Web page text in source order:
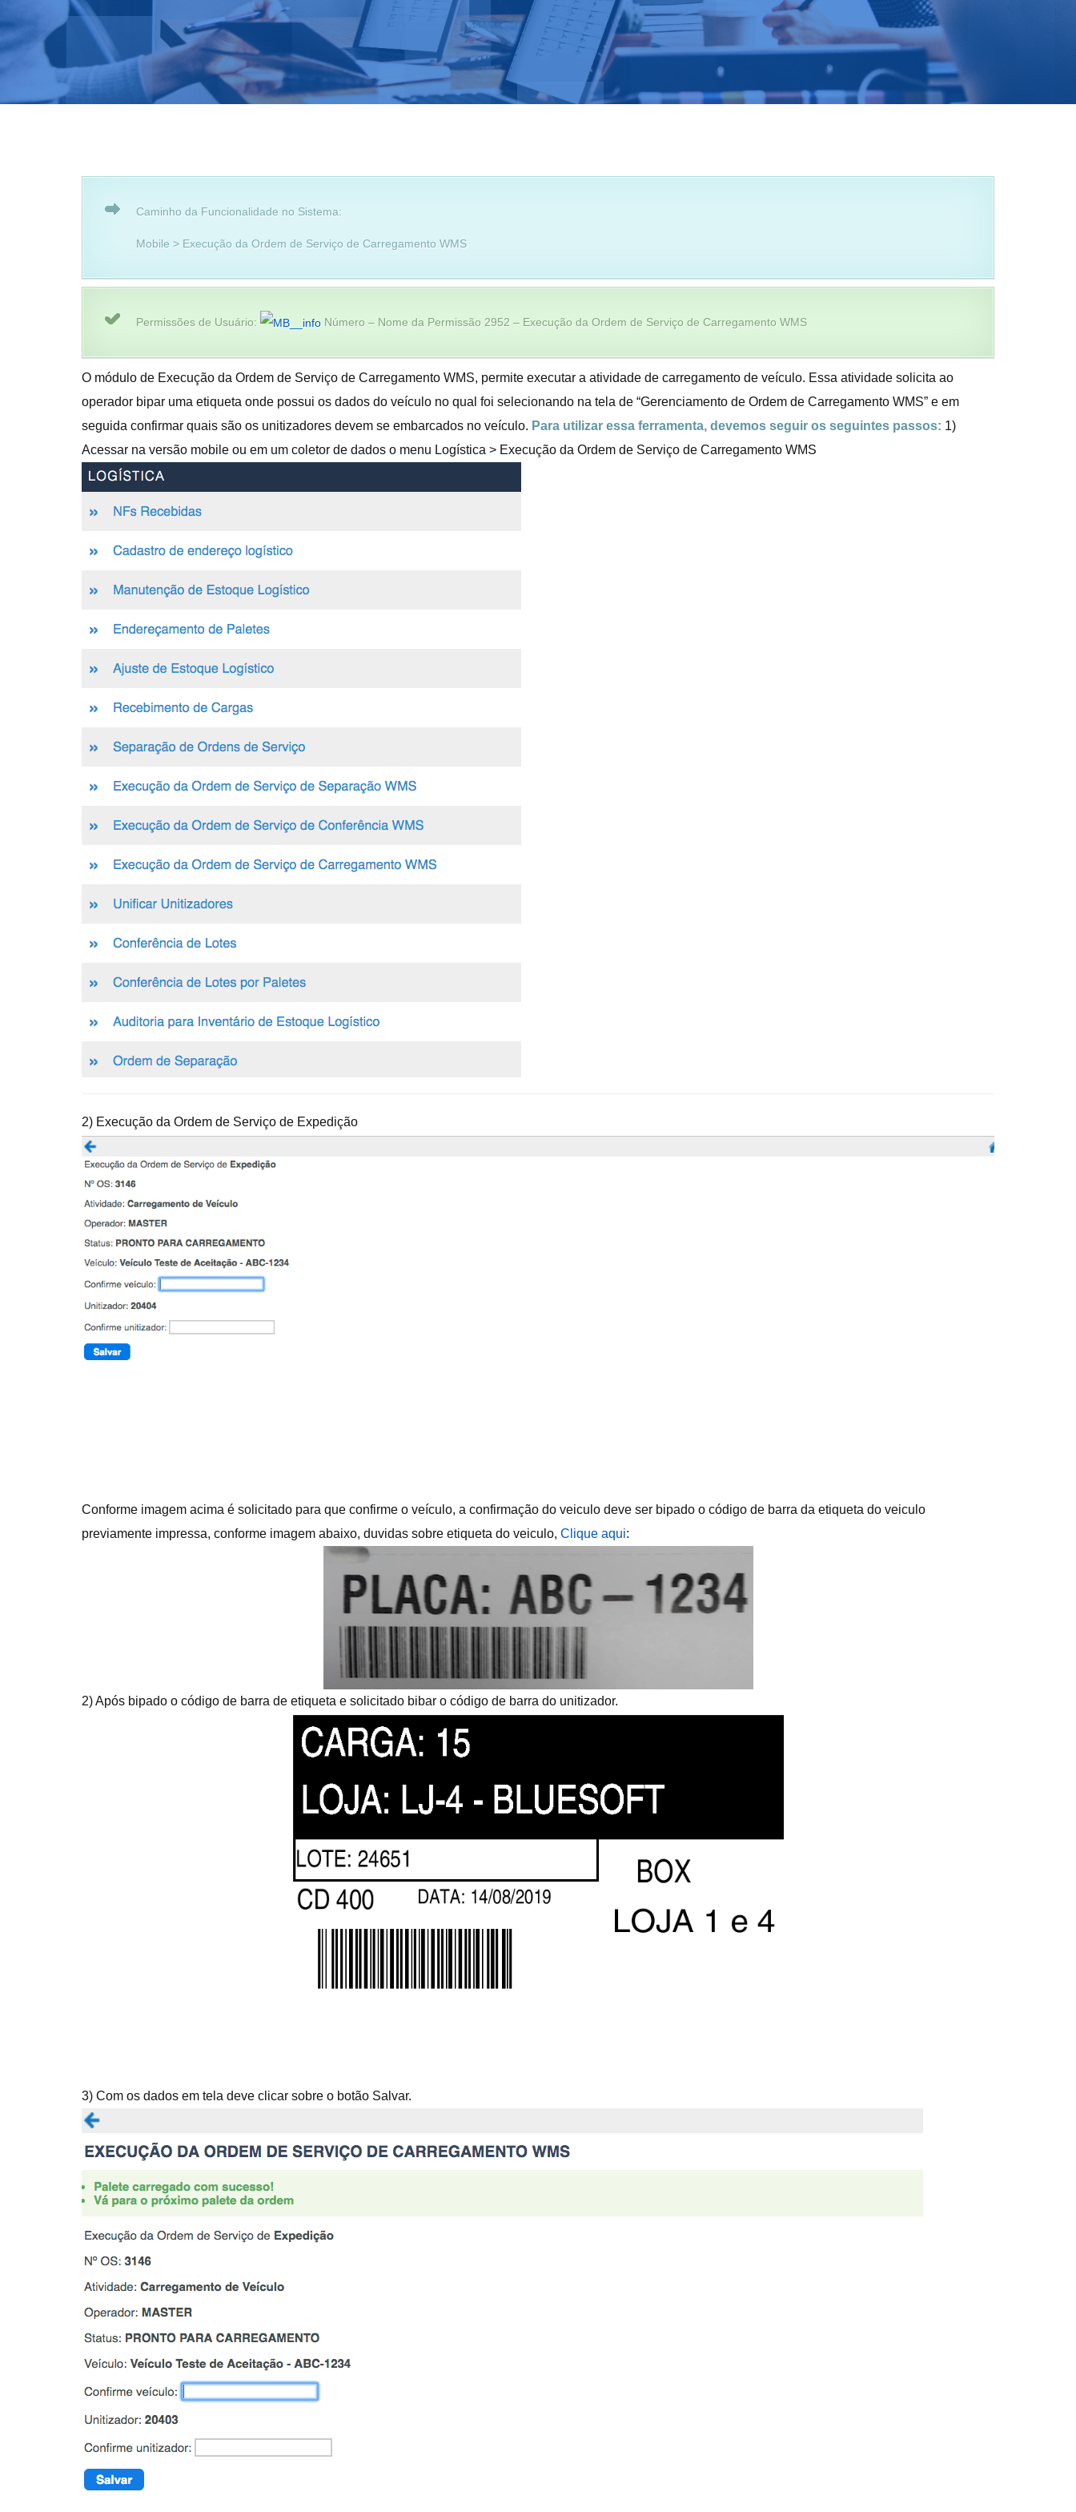
Caminho da Funcionalidade no Sistema:
Mobile > Execução da Ordem de Serviço de Carregamento WMS
Permissões de Usuário: Número – Nome da Permissão 2952 – Execução da Ordem de Serviço de Carregamento WMS
O módulo de Execução da Ordem de Serviço de Carregamento WMS, permite executar a atividade de carregamento de veículo. Essa atividade solicita ao
operador bipar uma etiqueta onde possui os dados do veículo no qual foi selecionando na tela de “Gerenciamento de Ordem de Carregamento WMS” e em
seguida confirmar quais são os unitizadores devem se embarcados no veículo. Para utilizar essa ferramenta, devemos seguir os seguintes passos: 1)
Acessar na versão mobile ou em um coletor de dados o menu Logística > Execução da Ordem de Serviço de Carregamento WMS
2) Execução da Ordem de Serviço de Expedição
Conforme imagem acima é solicitado para que confirme o veículo, a confirmação do veiculo deve ser bipado o código de barra da etiqueta do veiculo
previamente impressa, conforme imagem abaixo, duvidas sobre etiqueta do veiculo, Clique aqui:
2) Após bipado o código de barra de etiqueta e solicitado bibar o código de barra do unitizador.
3) Com os dados em tela deve clicar sobre o botão Salvar.